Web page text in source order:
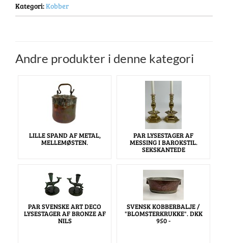
Kategori:Kobber
Andre produkter i denne kategori
LILLE SPAND AF METAL,
MELLEMØSTEN.
PAR LYSESTAGER AF
MESSING I BAROKSTIL.
SEKSKANTEDE
PAR SVENSKE ART DECO
LYSESTAGER AF BRONZE AF
NILS
SVENSK KOBBERBALJE /
"BLOMSTERKRUKKE". DKK
950 -